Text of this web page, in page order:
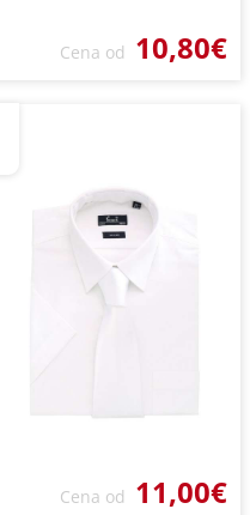
Cena od 10,80€
Cena od 11,00€